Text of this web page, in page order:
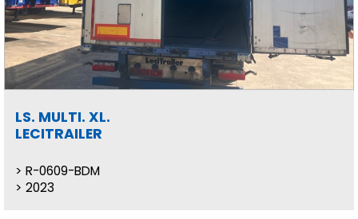
LS. MULTI. XL.
LECITRAILER
R-0609-BDM
2023